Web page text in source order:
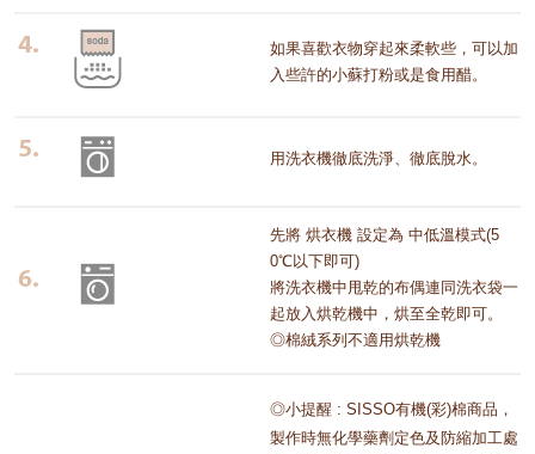
如果喜歡衣物穿起來柔軟些，可以加
入些許的小蘇打粉或是食用醋。
用洗衣機徹底洗淨、徹底脫水。
先將 烘衣機 設定為 中低溫模式(5
0℃以下即可)
將洗衣機中甩乾的布偶連同洗衣袋一
起放入烘乾機中，烘至全乾即可。
◎棉絨系列不適用烘乾機
◎小提醒 : SISSO有機(彩)棉商品，
製作時無化學藥劑定色及防縮加工處